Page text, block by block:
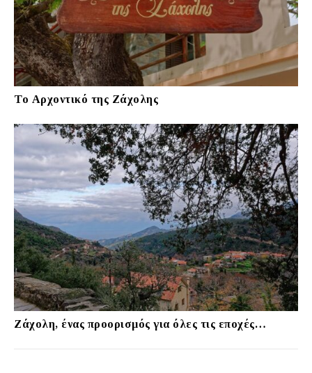
Το Αρχοντικό της Ζάχολης
Ζάχολη, ένας προορισμός για όλες τις εποχές…